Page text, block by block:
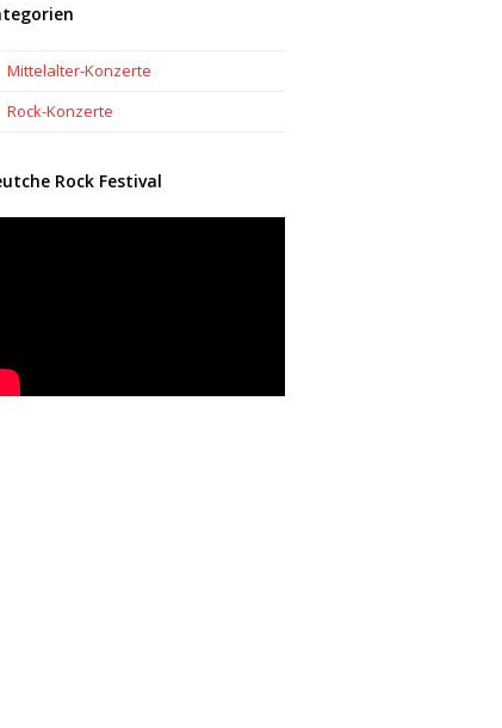
Mittelalter-Konzerte
Rock-Konzerte
Rock Festival